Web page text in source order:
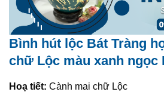
Bình hút lộc Bát Tràng
chữ Lộc màu xanh ngọc
Hoạ tiết: Cành mai chữ Lộc